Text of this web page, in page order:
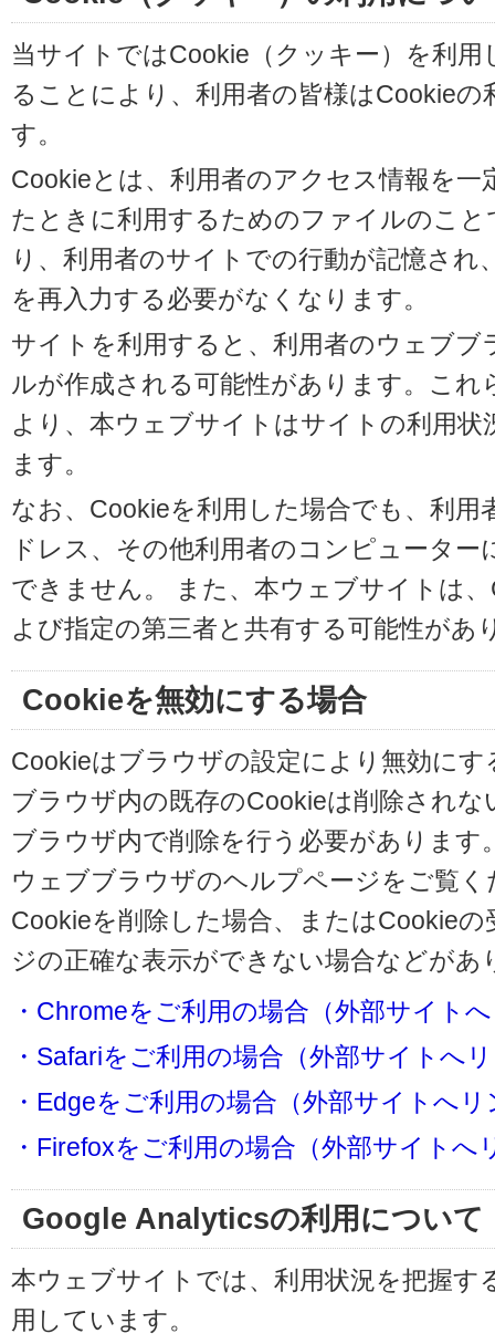
当サイトではCookie（クッキー）を利
ることにより、利用者の皆様はCookie
す。
Cookieとは、利用者のアクセス情報を
たときに利用するためのファイルのこ
り、利用者のサイトでの行動が記憶さ
を再入力する必要がなくなります。
サイトを利用すると、利用者のウェブ
ルが作成される可能性があります。こ
より、本ウェブサイトはサイトの利用
ます。
なお、Cookieを利用した場合でも、利用
ドレス、その他利用者のコンピュータ
できません。 また、本ウェブサイトは
よび指定の第三者と共有する可能性があ
Cookieを無効にする場合
Cookieはブラウザの設定により無効に
ブラウザ内の既存のCookieは削除され
ブラウザ内で削除を行う必要があります
ウェブブラウザのヘルプページをご覧く
Cookieを削除した場合、またはCookie
ジの正確な表示ができない場合などが
・Chromeをご利用の場合（外部サイト
・Safariをご利用の場合（外部サイトへ
・Edgeをご利用の場合（外部サイトへリ
・Firefoxをご利用の場合（外部サイトへ
Google Analyticsの利用について
本ウェブサイトでは、利用状況を把握す
用しています。